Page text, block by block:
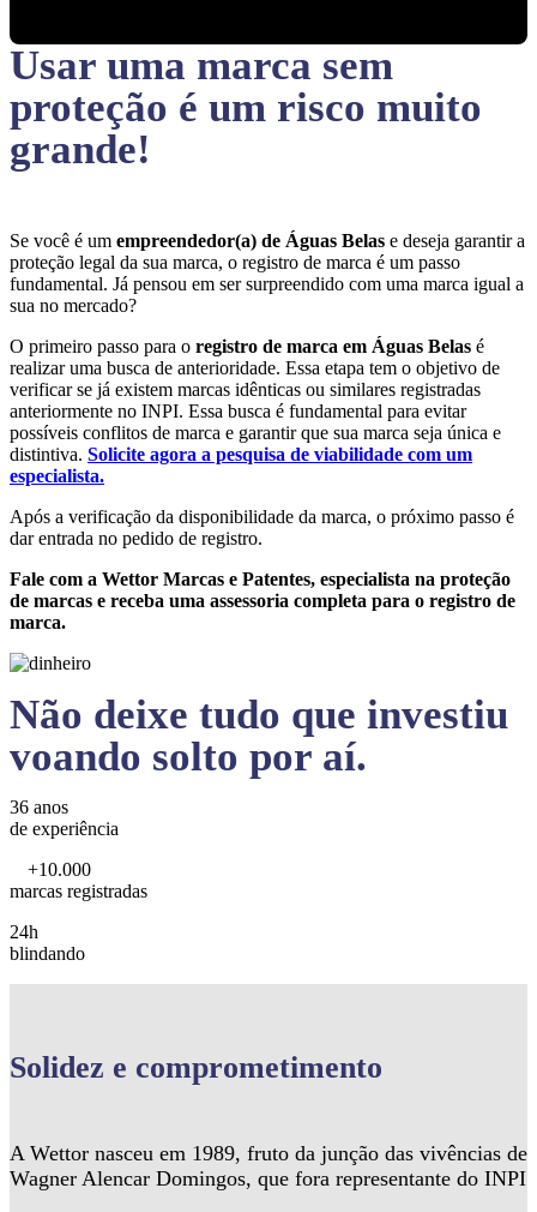
Usar uma marca sem
proteção é um risco muito
grande!
Se você é um empreendedor(a) de Águas Belas e deseja garantir a
proteção legal da sua marca, o registro de marca é um passo
fundamental. Já pensou em ser surpreendido com uma marca igual a
sua no mercado?
O primeiro passo para o registro de marca em Águas Belas é
realizar uma busca de anterioridade. Essa etapa tem o objetivo de
verificar se já existem marcas idênticas ou similares registradas
anteriormente no INPI. Essa busca é fundamental para evitar
possíveis conflitos de marca e garantir que sua marca seja única e
distintiva. Solicite agora a pesquisa de viabilidade com um
especialista.
Após a verificação da disponibilidade da marca, o próximo passo é
dar entrada no pedido de registro.
Fale com a Wettor Marcas e Patentes, especialista na proteção
de marcas e receba uma assessoria completa para o registro de
marca.
Não deixe tudo que investiu
voando solto por aí.
36 anos
de experiência
+10.000
marcas registradas
24h
blindando
Solidez e comprometimento
A Wettor nasceu em 1989, fruto da junção das vivências de
Wagner Alencar Domingos, que fora representante do INPI